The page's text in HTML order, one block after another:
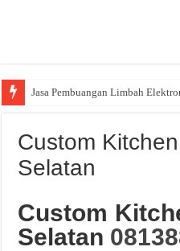
Jasa Pembuangan Limbah
Custom
Selatan
Custom
Selatan